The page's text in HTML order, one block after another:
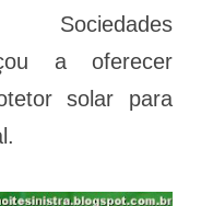
Sociedades
a oferecer
solar para